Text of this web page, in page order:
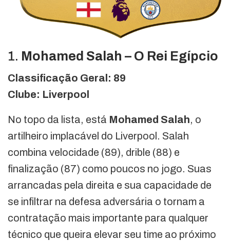
1. Mohamed Salah – O Rei Egípcio
Classificação Geral: 89
Clube: Liverpool
No topo da lista, está Mohamed Salah, o
artilheiro implacável do Liverpool. Salah
combina velocidade (89), drible (88) e
finalização (87) como poucos no jogo. Suas
arrancadas pela direita e sua capacidade de
se infiltrar na defesa adversária o tornam a
contratação mais importante para qualquer
técnico que queira elevar seu time ao próximo